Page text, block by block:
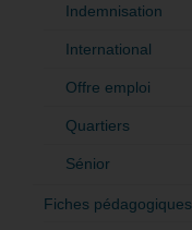
Indemnisation
International
Offre emploi
Quartiers
Sénior
Fiches pédagogiques